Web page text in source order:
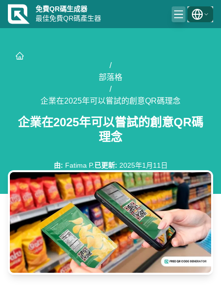
免費QR碼生成器
最佳免費QR碼產生器
/
部落格
/
企業在2025年可以嘗試的創意QR碼理念
企業在2025年可以嘗試的創意QR碼
理念
由: Fatima P.已更新: 2025年1月11日